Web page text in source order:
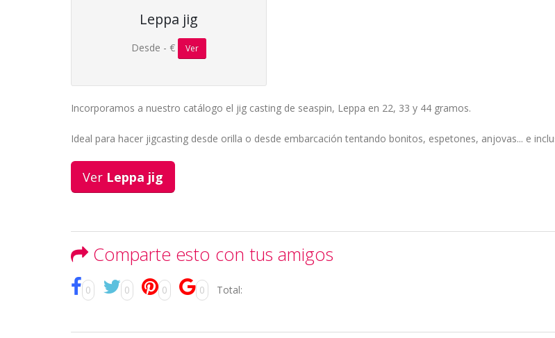
Leppa jig
Desde - € Ver
Incorporamos a nuestro catálogo el jig casting de seaspin, Leppa en 22, 33 y 44 gramos.
Ideal para hacer jigcasting desde orilla o desde embarcación tentando bonitos, espetones, anjovas... e
Ver Leppa jig
Comparte esto con tus amigos
0 0 0 0 Total: